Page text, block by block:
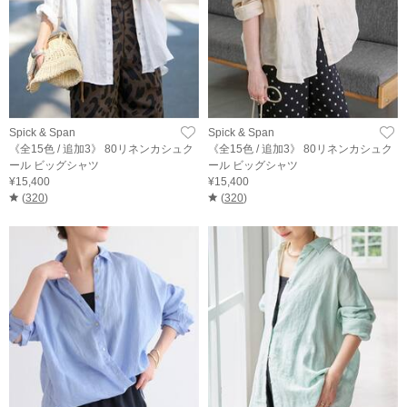
Spick & Span
《全15色 / 追加3》 80リネンカシュク
ール ビッグシャツ
¥15,400
(320)
Spick & Span
《全15色 / 追加3》 80リネンカシュク
ール ビッグシャツ
¥15,400
(320)